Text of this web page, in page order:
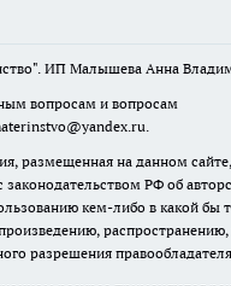
ИП Малышева Анна
вопросам и вопросам
размещенная на данном сайте,
законодательством РФ об
кем-либо в какой бы
распространению,
разрешения